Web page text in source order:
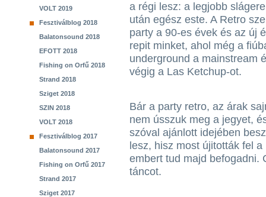
VOLT 2019
Fesztiválblog 2018
Balatonsound 2018
EFOTT 2018
Fishing on Orfű 2018
Strand 2018
Sziget 2018
SZIN 2018
VOLT 2018
Fesztiválblog 2017
Balatonsound 2017
Fishing on Orfű 2017
Strand 2017
Sziget 2017
a régi lesz: a legjobb
után egész este. A Retro
party a 90-es évek és az új
repit minket, ahol még a
underground a mainstream
végig a Las Ketchup-ot.
Bár a party retro, az árak
nem ússzuk meg a jegyet,
szóval ajánlott idejében
lesz, hisz most újitották fel
embert tud majd befogadni.
táncot.